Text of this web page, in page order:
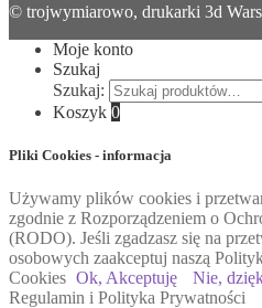
© trojwymiarowo, drukarki 3d
Moje konto
Szukaj
Szukaj:
Koszyk 0
Pliki Cookies - informacja
Używamy plików cookies i
zgodnie z Rozporządzeniem o
(RODO). Jeśli zgadzasz się na
osobowych zaakceptuj naszą
Cookies Ok, Akceptuję Nie,
Regulamin i Polityka Prywatności